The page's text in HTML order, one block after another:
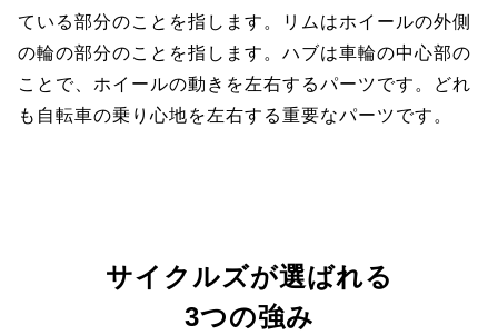
ている部分のことを指します。リムはホイールの外側
の輪の部分のことを指します。ハブは車輪の中心部の
ことで、ホイールの動きを左右するパーツです。どれ
も自転車の乗り心地を左右する重要なパーツです。
サイクルズが選ばれる
3つの強み